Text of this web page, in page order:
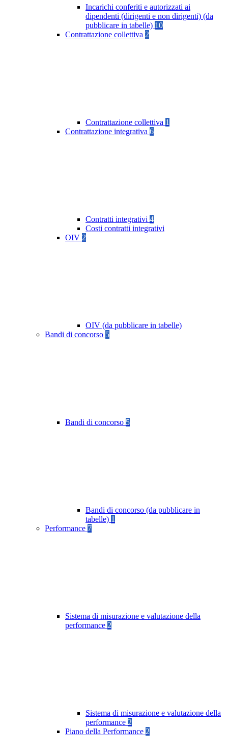
Incarichi conferiti e autorizzati ai
dipendenti (dirigenti e non dirigenti) (da
pubblicare in tabelle) 10
Contrattazione collettiva 2
Contrattazione collettiva 1
Contrattazione integrativa 6
Contratti integrativi 4
Costi contratti integrativi
OIV 2
OIV (da pubblicare in tabelle)
Bandi di concorso 5
Bandi di concorso 5
Bandi di concorso (da pubblicare in
tabelle) 1
Performance 7
Sistema di misurazione e valutazione della
performance 2
Sistema di misurazione e valutazione della
performance 2
Piano della Performance 2